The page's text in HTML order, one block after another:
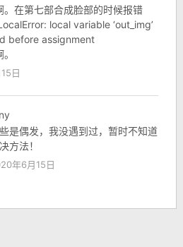
。在第七部合成脸部的时候报错
local variable ‘out_img’
before assignment
日
是偶发，我没遇到过，暂时不知道
方法！
年6月15日